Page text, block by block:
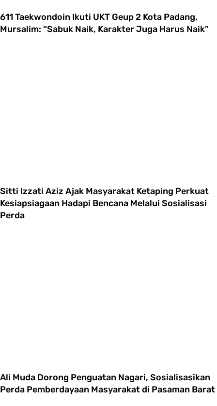
611 Taekwondoin Ikuti UKT Geup 2 Kota Padang,
Mursalim: “Sabuk Naik, Karakter Juga Harus Naik”
Sitti Izzati Aziz Ajak Masyarakat Ketaping Perkuat
Kesiapsiagaan Hadapi Bencana Melalui Sosialisasi
Perda
Ali Muda Dorong Penguatan Nagari, Sosialisasikan
Perda Pemberdayaan Masyarakat di Pasaman Barat